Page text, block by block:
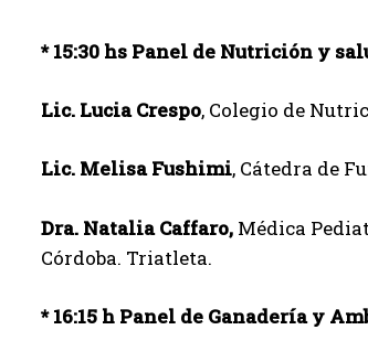
Leí y acepto laPolítica de
* 15:30 hs Panel de Nutrición y
Lic. Lucia Crespo, Colegio de
Lic. Melisa Fushimi, Cátedra de
Dra. Natalia Caffaro, Médica
Córdoba. Triatleta.
* 16:15 h Panel de Ganadería y